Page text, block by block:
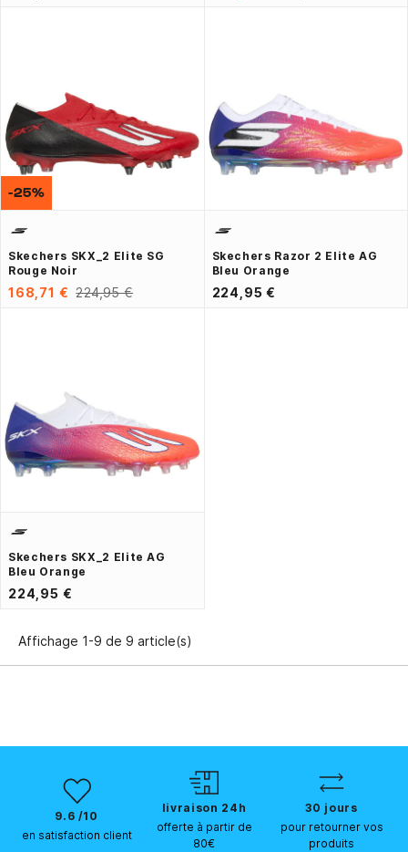
Skechers SKX_2 Elite SG
Rouge Noir
168,71 € 224,95 €
-25%
Skechers Razor 2 Elite AG
Bleu Orange
224,95 €
Skechers SKX_2 Elite AG
Bleu Orange
224,95 €
Affichage 1-9 de 9 article(s)
9.6 /10
en satisfaction client
livraison 24h
offerte à partir de
80€
30 jours
pour retourner vos
produits